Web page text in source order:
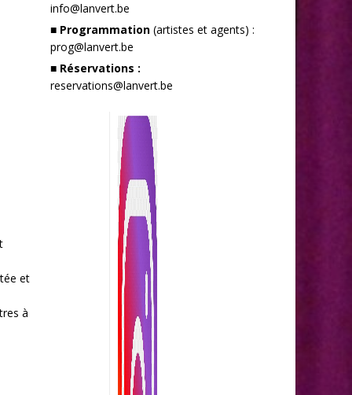
et
à
info@lanvert.be
■ Programmation(artistes et agents) :
prog@lanvert.be
■ Réservations :
reservations@lanvert.be